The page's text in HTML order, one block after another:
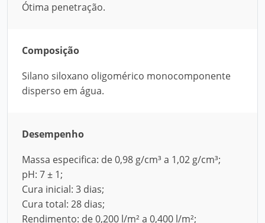
Ótima penetração.
Composição
Silano siloxano oligomérico monocomponente
disperso em água.
Desempenho
Massa especifica: de 0,98 g/cm³ a 1,02 g/cm³;
pH: 7 ± 1;
Cura inicial: 3 dias;
Cura total: 28 dias;
Rendimento: de 0,200 l/m² a 0,400 l/m²;